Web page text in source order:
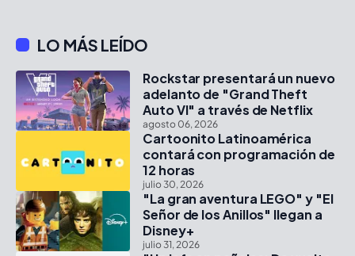
LO MÁS LEÍDO
Rockstar presentará un nuevo
adelanto de "Grand Theft
Auto VI" a través de Netflix
agosto 06, 2026
Cartoonito Latinoamérica
contará con programación de
12 horas
julio 30, 2026
"La gran aventura LEGO" y "El
Señor de los Anillos" llegan a
Disney+
julio 31, 2026